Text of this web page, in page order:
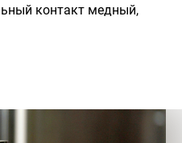
контакт медный,